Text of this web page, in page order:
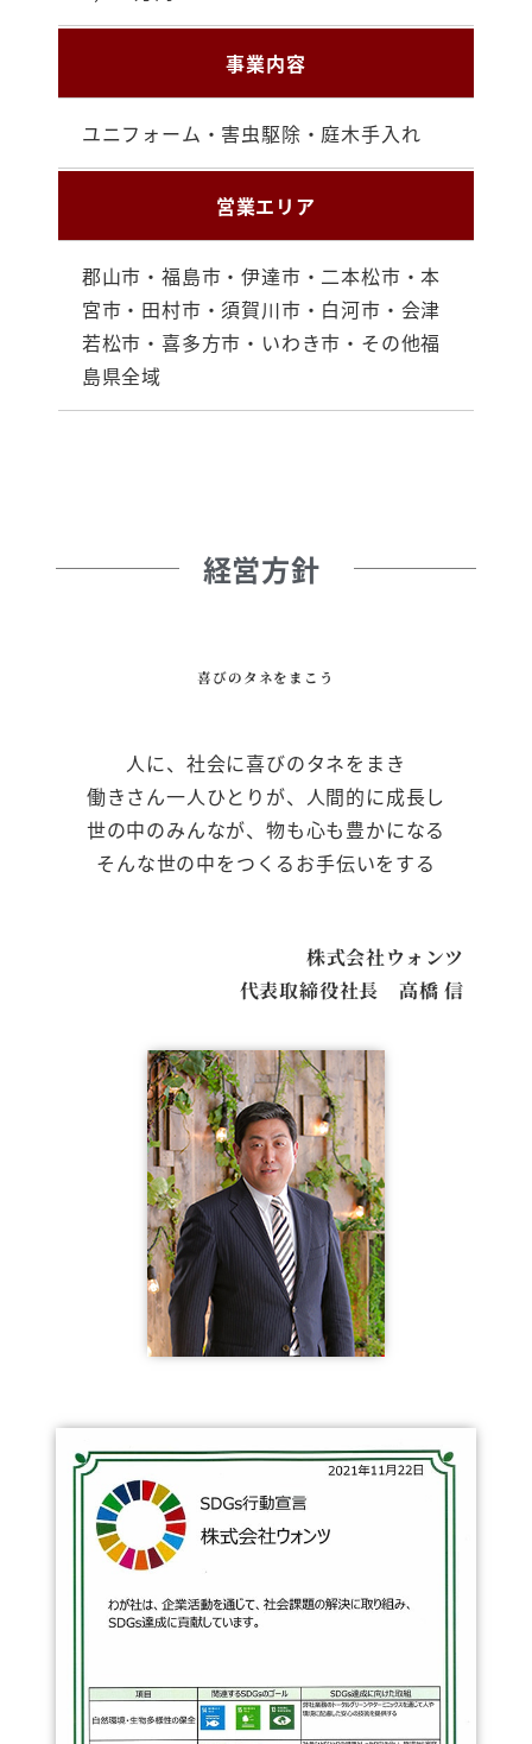
事業内容
ユニフォーム・害虫駆除・庭木手入れ
営業エリア
郡山市・福島市・伊達市・二本松市・本
宮市・田村市・須賀川市・白河市・会津
若松市・喜多方市・いわき市・その他福
島県全域
経営方針
喜びのタネをまこう
人に、社会に喜びのタネをまき
働きさん一人ひとりが、人間的に成長し
世の中のみんなが、物も心も豊かになる
そんな世の中をつくるお手伝いをする
株式会社ウォンツ
代表取締役社長 高橋 信